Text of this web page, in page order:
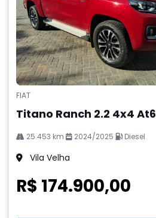
FIAT
Titano Ranch 2.2 4x4 At6
25.453 km 2024/2025 Diesel
Vila Velha
R$ 174.900,00